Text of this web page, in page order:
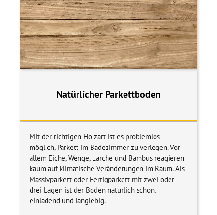
Natürlicher Parkettboden
Mit der richtigen Holzart ist es problemlos
möglich, Parkett im Badezimmer zu verlegen. Vor
allem Eiche, Wenge, Lärche und Bambus reagieren
kaum auf klimatische Veränderungen im Raum. Als
Massivparkett oder Fertigparkett mit zwei oder
drei Lagen ist der Boden natürlich schön,
einladend und langlebig.